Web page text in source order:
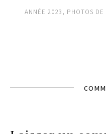
ANNÉE 2023, PHOTOS DE